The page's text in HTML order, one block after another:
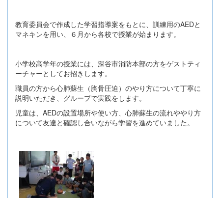
教育委員会で作成した学習指導案をもとに、訓練用のAEDと
マネキンを用い、６月から各校で授業が始まります。
小学校高学年の授業には、深谷市消防本部の方をゲストティ
ーチャーとしてお招きします。
職員の方から心肺蘇生（胸骨圧迫）のやり方について丁寧に
説明いただき、グループで実践をします。
児童は、AEDの設置場所や使い方、心肺蘇生の流れややり方
について友達と確認し合いながら学習を進めていました。